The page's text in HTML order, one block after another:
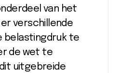
van het
er verschillende
belastingdruk te
de wet te
uitgebreide